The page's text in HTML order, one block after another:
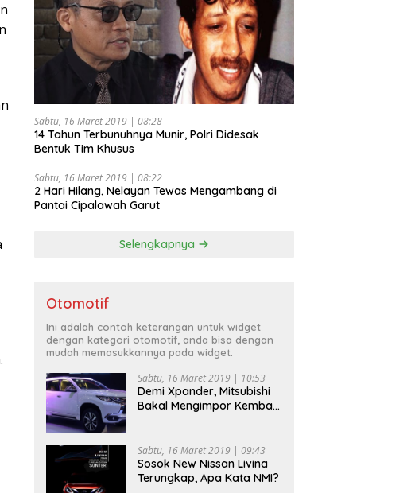
Sabtu, 16 Maret 2019 | 08:28
14 Tahun Terbunuhnya Munir, Polri Didesak
Bentuk Tim Khusus
Sabtu, 16 Maret 2019 | 08:22
2 Hari Hilang, Nelayan Tewas Mengambang di
Pantai Cipalawah Garut
Selengkapnya
Otomotif
Ini adalah contoh keterangan untuk widget
dengan kategori otomotif, anda bisa dengan
mudah memasukkannya pada widget.
Sabtu, 16 Maret 2019 | 10:53
Demi Xpander, Mitsubishi
Bakal Mengimpor Kembali
Sabtu, 16 Maret 2019 | 09:43
Sosok New Nissan Livina
Terungkap, Apa Kata NMI?